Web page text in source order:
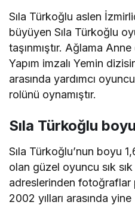
Sıla Türkoğlu aslen
büyüyen Sıla Türkoğlu
taşınmıştır. Ağlama
Yapım imzalı Yemin
arasında yardımcı
rolünü oynamıştır.
Sıla Türkoğlu
Sıla Türkoğlu’nun boyu
olan güzel oyuncu sık
adreslerinden fotoğraflar
2002 yılları arasında